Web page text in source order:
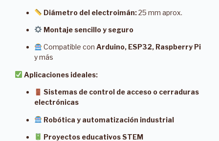
Diámetro del electroimán:25 mm aprox.
Montaje sencillo y seguro
Compatible con Arduino, ESP32, Raspberry Pi
y más
Aplicaciones ideales:
Sistemas de control de acceso o cerraduras
electrónicas
Robótica y automatización industrial
Proyectos educativos STEM